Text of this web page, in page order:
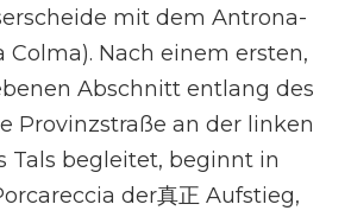
mit dem Antrona-
Colma). Nach einem ersten,
Abschnitt entlang des
Provinzstraße an der linken
Tals begleitet, beginnt in
der真正 Aufstieg,